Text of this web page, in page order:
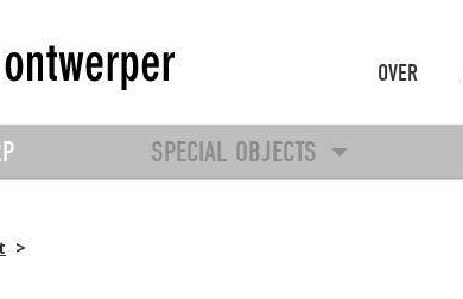
OVER
SPECIAL OBJECTS
>